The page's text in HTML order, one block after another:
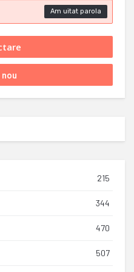
Am uitat parola
215
344
470
507